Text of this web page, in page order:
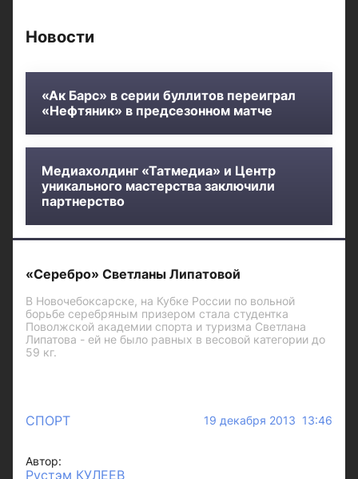
Новости
«Ак Барс» в серии буллитов переиграл
«Нефтяник» в предсезонном матче
Медиахолдинг «Татмедиа» и Центр
уникального мастерства заключили
партнерство
«Серебро» Светланы Липатовой
В Новочебоксарске, на Кубке России по вольной
борьбе серебряным призером стала студентка
Поволжской академии спорта и туризма Светлана
Липатова - ей не было равных в весовой категории до
59 кг.
СПОРТ 19 декабря 2013 13:46
Автор:
Рустэм КУЛЕЕВ